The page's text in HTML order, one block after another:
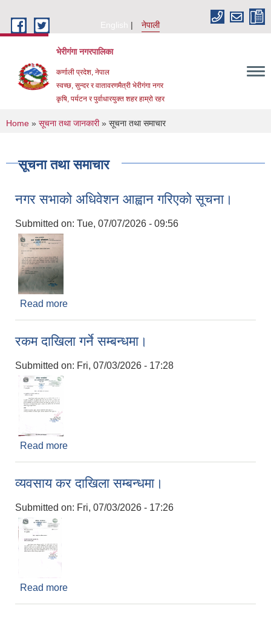
English
नेपाली
भेरीगंगा नगरपालिका
कर्णाली प्रदेश, नेपाल
स्वच्छ, सुन्दर र वातावरणमैत्री भेरीगंगा नगर
कृषि, पर्यटन र पुर्वाधारयुक्त शहर हाम्रो रहर
You are here
Home » सूचना तथा जानकारी» सूचना तथा समाचार
सूचना तथा समाचार
नगर सभाको अधिवेशन आह्वान गरिएको सूचना।
Submitted on: Tue, 07/07/2026 - 09:56
Read more
रकम दाखिला गर्ने सम्बन्धमा।
Submitted on: Fri, 07/03/2026 - 17:28
Read more
व्यवसाय कर दाखिला सम्बन्धमा।
Submitted on: Fri, 07/03/2026 - 17:26
Read more